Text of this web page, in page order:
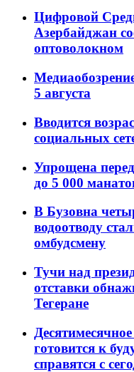
Цифровой
Азербайджан
оптоволокном
5 августа
Вводится
социальных
Упрощена
до 5 000
В Бузовна
водоотводу
омбудсмену
Тучи над
отставки
Тегеране
готовится к
справятся с